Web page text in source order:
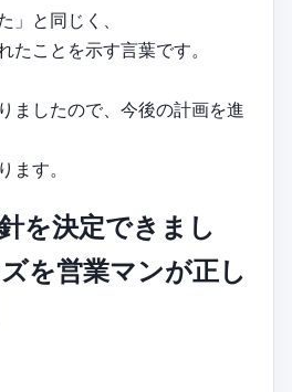
」と同じく、
たことを示す言葉です。
ましたので、今後の計画を進
ます。
を決定できまし
を営業マンが正し